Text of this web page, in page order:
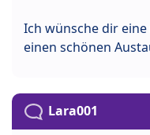
Ich wünsche dir
einen schönen
Lara001